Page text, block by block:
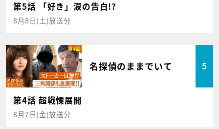
第5話 「好き」涙の告白!?
8月8日(土)放送分
名探偵のままでいて 5
第4話 超戦慄展開
8月7日(金)放送分